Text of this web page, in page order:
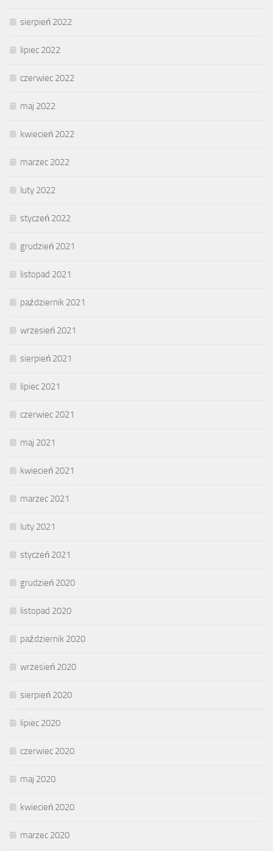
sierpień 2022
lipiec 2022
czerwiec 2022
maj 2022
kwiecień 2022
marzec 2022
luty 2022
styczeń 2022
grudzień 2021
listopad 2021
październik 2021
wrzesień 2021
sierpień 2021
lipiec 2021
czerwiec 2021
maj 2021
kwiecień 2021
marzec 2021
luty 2021
styczeń 2021
grudzień 2020
listopad 2020
październik 2020
wrzesień 2020
sierpień 2020
lipiec 2020
czerwiec 2020
maj 2020
kwiecień 2020
marzec 2020